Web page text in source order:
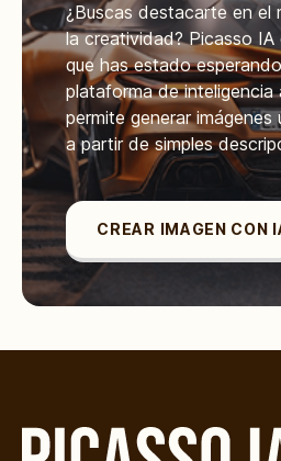
¿Buscas destacarte en el
la creatividad? Picasso IA
que has estado
plataforma de inteligencia
permite generar imágenes
a partir de simples
CREAR IMAGEN CON